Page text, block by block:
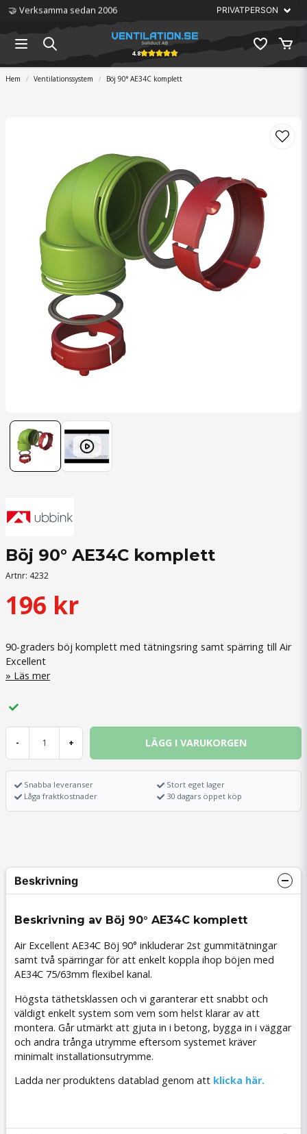
🏆 Störst på ventilation
4.8
Hem Ventilationssystem Böj 90° AE34C komplett
Böj 90° AE34C komplett
Artnr: 4232
196 kr
90-graders böj komplett med tätningsring samt spärring till Air
Excellent
Läs mer
- + LÄGG I VARUKORGEN
Snabba leveranser
Låga fraktkostnader
Stort eget lager
30 dagars öppet köp
Beskrivning
Beskrivning av Böj 90° AE34C komplett
Air Excellent AE34C Böj 90° inkluderar 2st gummitätningar
samt två spärringar för att enkelt koppla ihop böjen med
AE34C 75/63mm flexibel kanal.
Högsta täthetsklassen och vi garanterar ett snabbt och
väldigt enkelt system som vem som helst klarar av att
montera. Går utmärkt att gjuta in i betong, bygga in i väggar
och andra trånga utrymme eftersom systemet kräver
minimalt installationsutrymme.
Ladda ner produktens datablad genom att klicka här.